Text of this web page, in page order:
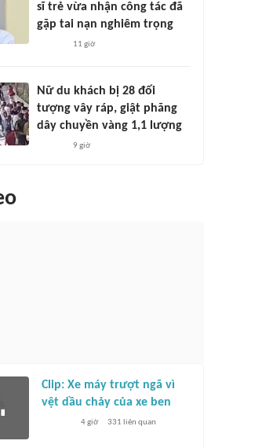
sĩ trẻ vừa nhận công tác đã
gặp tai nạn nghiêm trọng
11 giờ
Nữ du khách bị 28 đối
tượng vây ráp, giật phăng
dây chuyền vàng 1,1 lượng
9 giờ
Clip: Xe máy trượt ngã vì
vệt dầu chảy của xe ben
4 giờ 331 liên quan